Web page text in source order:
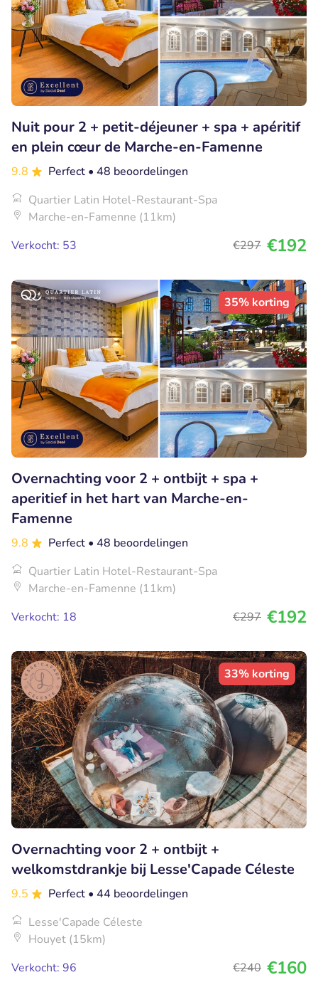
Nuit pour 2 + petit-déjeuner + spa + apéritif
en plein cœur de Marche-en-Famenne
9.8 Perfect • 48 beoordelingen
Quartier Latin Hotel-Restaurant-Spa
Marche-en-Famenne (11km)
Verkocht: 53
€297 €192
35% korting
Overnachting voor 2 + ontbijt + spa +
aperitief in het hart van Marche-en-
Famenne
9.8 Perfect • 48 beoordelingen
Quartier Latin Hotel-Restaurant-Spa
Marche-en-Famenne (11km)
Verkocht: 18
€297 €192
33% korting
Overnachting voor 2 + ontbijt +
welkomstdrankje bij Lesse'Capade Céleste
9.5 Perfect • 44 beoordelingen
Lesse'Capade Céleste
Houyet (15km)
Verkocht: 96
€240 €160